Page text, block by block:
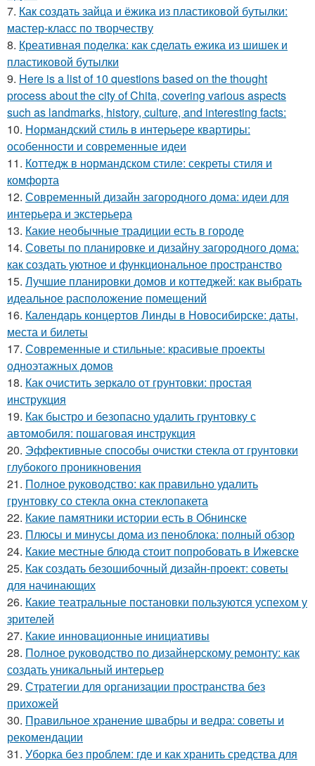
7. Как создать зайца и ёжика из пластиковой бутылки:
мастер-класс по творчеству
8. Креативная поделка: как сделать ежика из шишек и
пластиковой бутылки
9. Here is a list of 10 questions based on the thought
process about the city of Chita, covering various aspects
such as landmarks, history, culture, and interesting facts:
10. Нормандский стиль в интерьере квартиры:
особенности и современные идеи
11. Коттедж в нормандском стиле: секреты стиля и
комфорта
12. Современный дизайн загородного дома: идеи для
интерьера и экстерьера
13. Какие необычные традиции есть в городе
14. Советы по планировке и дизайну загородного дома:
как создать уютное и функциональное пространство
15. Лучшие планировки домов и коттеджей: как выбрать
идеальное расположение помещений
16. Календарь концертов Линды в Новосибирске: даты,
места и билеты
17. Современные и стильные: красивые проекты
одноэтажных домов
18. Как очистить зеркало от грунтовки: простая
инструкция
19. Как быстро и безопасно удалить грунтовку с
автомобиля: пошаговая инструкция
20. Эффективные способы очистки стекла от грунтовки
глубокого проникновения
21. Полное руководство: как правильно удалить
грунтовку со стекла окна стеклопакета
22. Какие памятники истории есть в Обнинске
23. Плюсы и минусы дома из пеноблока: полный обзор
24. Какие местные блюда стоит попробовать в Ижевске
25. Как создать безошибочный дизайн-проект: советы
для начинающих
26. Какие театральные постановки пользуются успехом у
зрителей
27. Какие инновационные инициативы
28. Полное руководство по дизайнерскому ремонту: как
создать уникальный интерьер
29. Стратегии для организации пространства без
прихожей
30. Правильное хранение швабры и ведра: советы и
рекомендации
31. Уборка без проблем: где и как хранить средства для